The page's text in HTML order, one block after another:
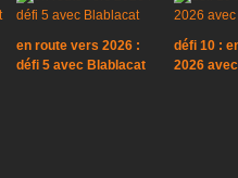
en route vers 2026 :
défi 5 avec Blablacat
défi 10 :
2026